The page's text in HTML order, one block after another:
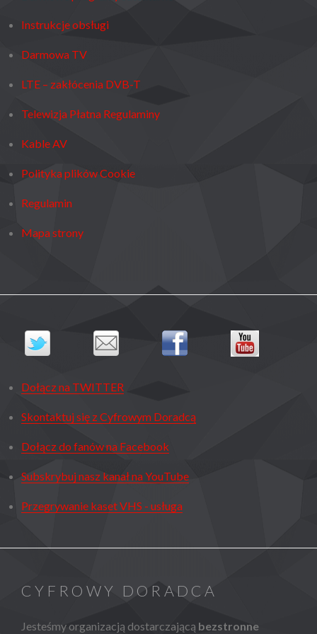
Instrukcje obsługi
Darmowa TV
LTE – zakłócenia DVB-T
Telewizja Płatna Regulaminy
Kable AV
Polityka plików Cookie
Regulamin
Mapa strony
Dołącz na TWITTER
Skontaktuj się z Cyfrowym Doradcą
Dołącz do fanów na Facebook
Subskrybuj nasz kanał na YouTube
Przegrywanie kaset VHS - usługa
CYFROWY DORADCA
Jesteśmy organizacją dostarczającą bezstronne